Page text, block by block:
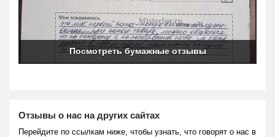
Посмотреть бумажные отзывы
Отзывы о нас на других сайтах
Перейдите по ссылкам ниже, чтобы узнать, что говорят о нас в